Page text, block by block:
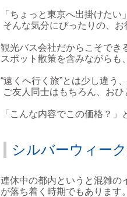
「ちょっと東京へ出掛けたい」
そんな気分にぴったりの、お
観光バス会社だからこそでき
スポット散策を含みながらも
“遠くへ行く旅”とは少し違う
ご友人同士はもちろん、おひ
「こんな内容でこの価格？
シルバーウィー
連休中の都内というと混雑の
が落ち着く時期でもあります。